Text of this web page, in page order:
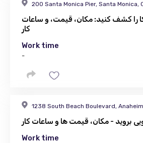
200 Santa Monica Pier, Santa Monica,
را کشف کنید: مکان، قیمت، و ساعات
کار
Work time
-
1238 South Beach Boulevard,
بروید - مکان، قیمت ها و ساعات کار
Work time